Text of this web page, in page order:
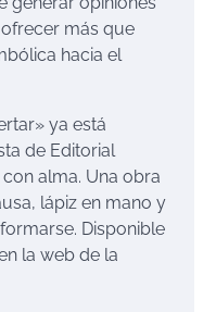
más que
hacia el
ya está
de Editorial
alma. Una obra
lápiz en mano y
Disponible
la web de la